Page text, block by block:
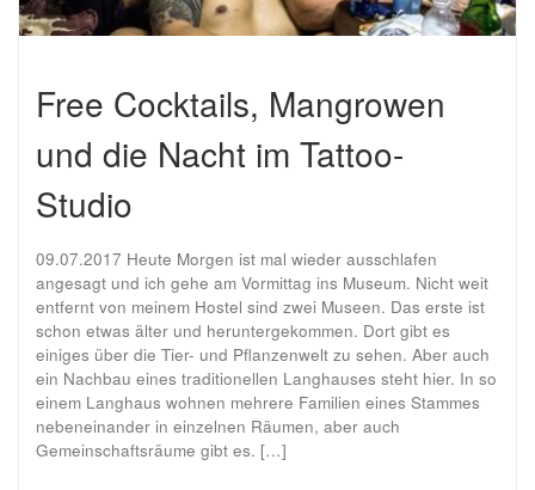
Free Cocktails, Mangrowen
und die Nacht im Tattoo-
Studio
09.07.2017 Heute Morgen ist mal wieder ausschlafen
angesagt und ich gehe am Vormittag ins Museum. Nicht weit
entfernt von meinem Hostel sind zwei Museen. Das erste ist
schon etwas älter und heruntergekommen. Dort gibt es
einiges über die Tier- und Pflanzenwelt zu sehen. Aber auch
ein Nachbau eines traditionellen Langhauses steht hier. In so
einem Langhaus wohnen mehrere Familien eines Stammes
nebeneinander in einzelnen Räumen, aber auch
Gemeinschaftsräume gibt es. […]